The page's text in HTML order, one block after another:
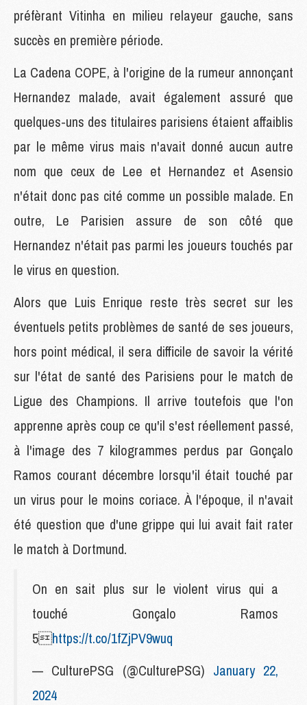
préfèrant Vitinha en milieu relayeur gauche, sans
succès en première période.
La Cadena COPE, à l'origine de la rumeur annonçant
Hernandez malade, avait également assuré que
quelques-uns des titulaires parisiens étaient affaiblis
par le même virus mais n'avait donné aucun autre
nom que ceux de Lee et Hernandez et Asensio
n'était donc pas cité comme un possible malade. En
outre, Le Parisien assure de son côté que
Hernandez n'était pas parmi les joueurs touchés par
le virus en question.
Alors que Luis Enrique reste très secret sur les
éventuels petits problèmes de santé de ses joueurs,
hors point médical, il sera difficile de savoir la vérité
sur l'état de santé des Parisiens pour le match de
Ligue des Champions. Il arrive toutefois que l'on
apprenne après coup ce qu'il s'est réellement passé,
à l'image des 7 kilogrammes perdus par Gonçalo
Ramos courant décembre lorsqu'il était touché par
un virus pour le moins coriace. À l'époque, il n'avait
été question que d'une grippe qui lui avait fait rater
le match à Dortmund.
On en sait plus sur le violent virus qui a
touché Gonçalo Ramos
5https://t.co/1fZjPV9wuq
— CulturePSG (@CulturePSG) January 22,
2024